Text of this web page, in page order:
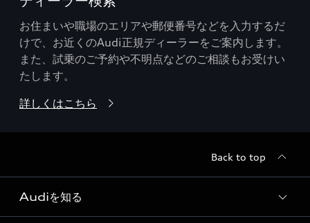
お住まいや職場のエリアや郵便番号などを入力するだ
けで、お近くのAudi正規ディーラーをご案内します。
また、試乗のご予約や不明点などのご相談もお受けい
たします。
詳しくはこちら
Back to top
Audiを知る